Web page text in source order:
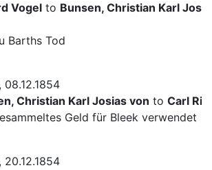
Vogel to Bunsen, Christian Karl
Barths Tod
Christian Karl Josias von to Carl
Geld für Bleek verwendet